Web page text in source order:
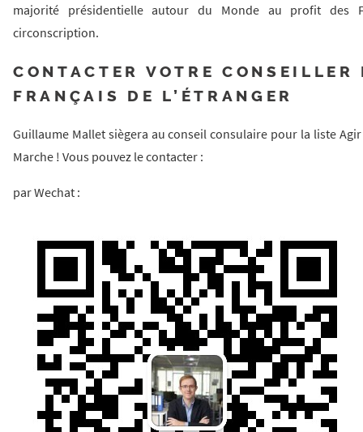
majorité présidentielle autour du Monde au profit des
circonscription.
CONTACTER VOTRE CONSEILLER
FRANÇAIS DE L’ÉTRANGER
Guillaume Mallet siègera au conseil consulaire pour la liste Agir
Marche ! Vous pouvez le contacter :
par Wechat :